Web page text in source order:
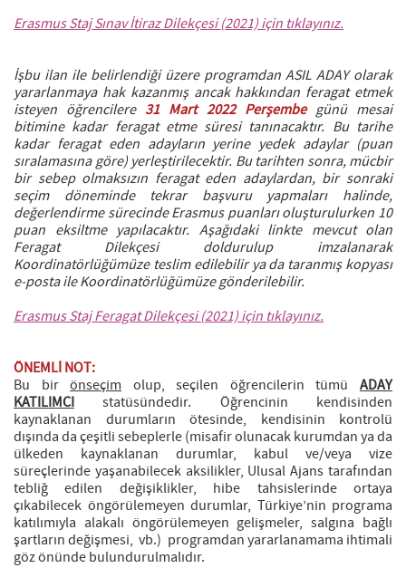
Erasmus Staj Sınav İtiraz Dilekçesi (2021) için tıklayınız.
İşbu ilan ile belirlendiği üzere programdan ASIL ADAY olarak
yararlanmaya hak kazanmış ancak hakkından feragat etmek
isteyen öğrencilere31 Mart 2022 Perşembe günü mesai
bitimine kadar feragat etme süresi tanınacaktır. Bu tarihe
kadar feragat eden adayların yerine yedek adaylar (puan
sıralamasına göre) yerleştirilecektir. Bu tarihten sonra, mücbir
bir sebep olmaksızın feragat eden adaylardan, bir sonraki
seçim döneminde tekrar başvuru yapmaları halinde,
değerlendirme sürecinde Erasmus puanları oluşturulurken 10
puan eksiltme yapılacaktır. Aşağıdaki linkte mevcut olan
Feragat Dilekçesi doldurulup imzalanarak
Koordinatörlüğümüze teslim edilebilir ya da taranmış kopyası
e-posta ile Koordinatörlüğümüze gönderilebilir.
Erasmus Staj Feragat Dilekçesi (2021) için tıklayınız.
ÖNEMLİ NOT:
Bu birönseçim olup, seçilen öğrencilerin tümüADAY
KATILIMCI
statüsündedir. Öğrencinin kendisinden
kaynaklanan durumların ötesinde, kendisinin kontrolü
dışında da çeşitli sebeplerle (misafir olunacak kurumdan ya da
ülkeden kaynaklanan durumlar, kabul ve/veya vize
süreçlerinde yaşanabilecek aksilikler, Ulusal Ajans tarafından
tebliğ edilen değişiklikler, hibe tahsislerinde ortaya
çıkabilecek öngörülemeyen durumlar, Türkiye’nin programa
katılımıyla alakalı öngörülemeyen gelişmeler, salgına bağlı
şartların değişmesi, vb.) programdan yararlanamama ihtimali
göz önünde bulundurulmalıdır.